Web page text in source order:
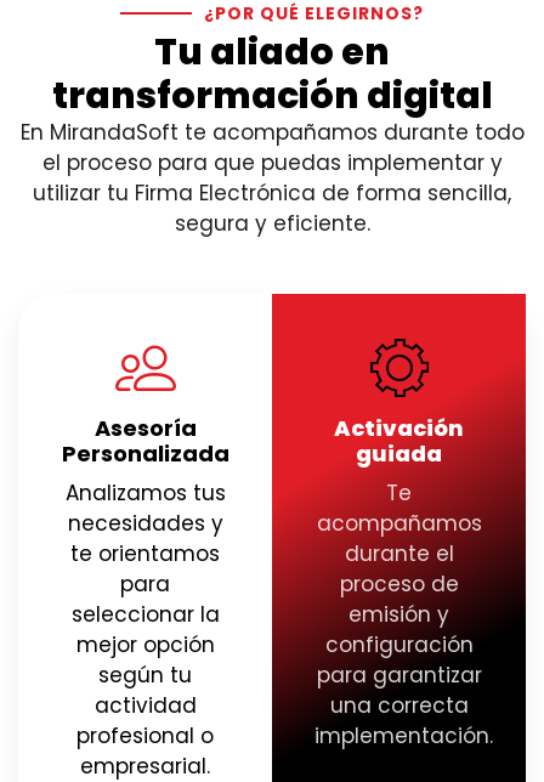
¿POR QUÉ ELEGIRNOS?
Tu aliado en
transformación digital
En MirandaSoft te acompañamos durante todo
el proceso para que puedas implementar y
utilizar tu Firma Electrónica de forma sencilla,
segura y eficiente.
Asesoría
Personalizada
Analizamos tus
necesidades y
te orientamos
para
seleccionar la
mejor opción
según tu
actividad
profesional o
empresarial.
Activación
guiada
Te
acompañamos
durante el
proceso de
emisión y
configuración
para garantizar
una correcta
implementación.